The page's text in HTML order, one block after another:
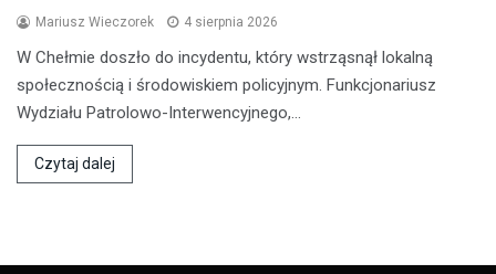
Mariusz Wieczorek 4 sierpnia 2026
W Chełmie doszło do incydentu, który wstrząsnął lokalną
społecznością i środowiskiem policyjnym. Funkcjonariusz
Wydziału Patrolowo-Interwencyjnego,…
Czytaj dalej